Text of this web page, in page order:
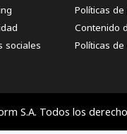
sociales
Políticas
Contenido
Políticas de
S.A. Todos los